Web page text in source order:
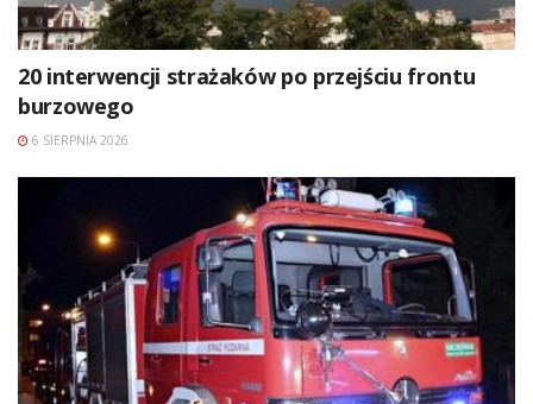
20 interwencji strażaków po przejściu frontu
burzowego
6 SIERPNIA 2026